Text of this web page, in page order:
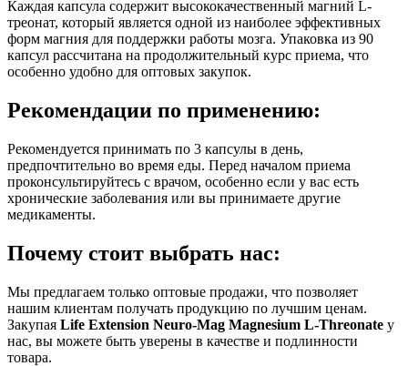
Каждая капсула содержит высококачественный магний L-
треонат, который является одной из наиболее эффективных
форм магния для поддержки работы мозга. Упаковка из 90
капсул рассчитана на продолжительный курс приема, что
особенно удобно для оптовых закупок.
Рекомендации по применению:
Рекомендуется принимать по 3 капсулы в день,
предпочтительно во время еды. Перед началом приема
проконсультируйтесь с врачом, особенно если у вас есть
хронические заболевания или вы принимаете другие
медикаменты.
Почему стоит выбрать нас:
Мы предлагаем только оптовые продажи, что позволяет
нашим клиентам получать продукцию по лучшим ценам.
Закупая Life Extension Neuro-Mag Magnesium L-Threonate у
нас, вы можете быть уверены в качестве и подлинности
товара.